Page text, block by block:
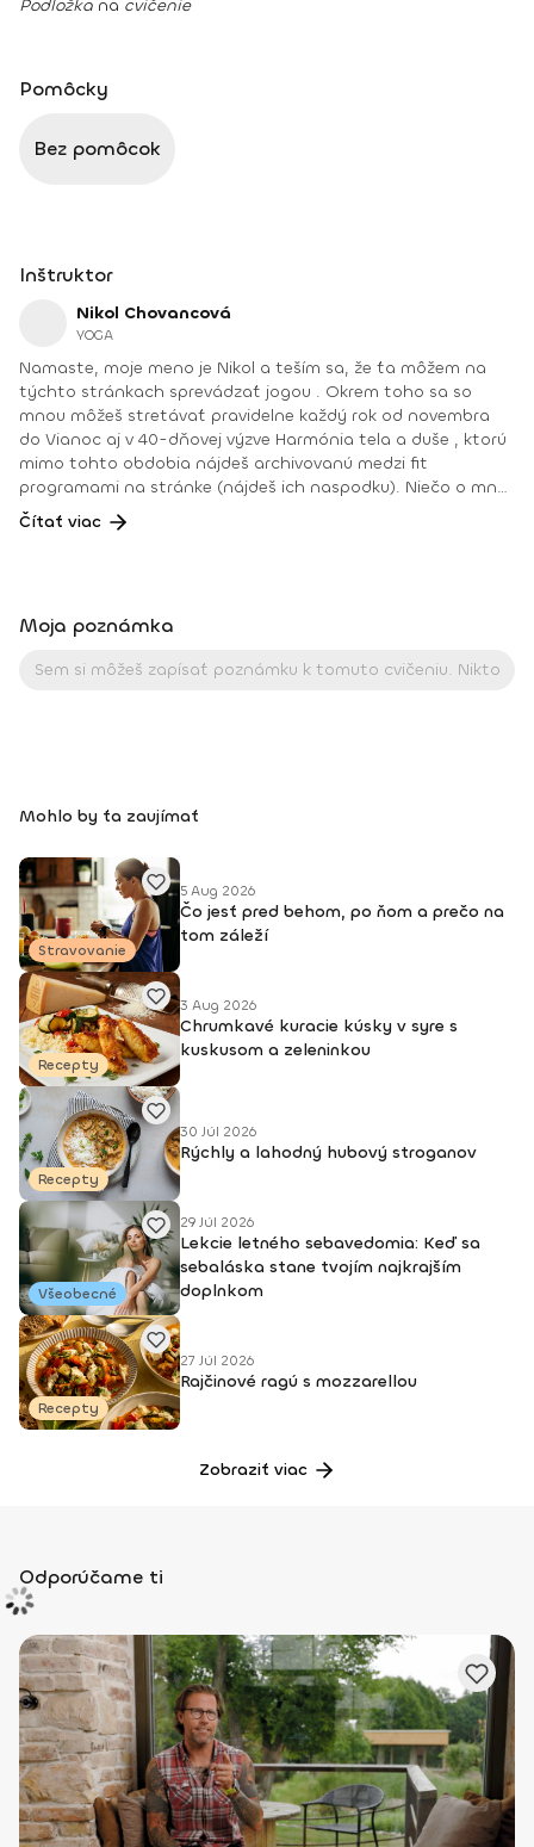
Podložka na cvičenie
Pomôcky
Bez pomôcok
Inštruktor
Nikol Chovancová
YOGA
Namaste, moje meno je Nikol a teším sa, že ťa môžem na
týchto stránkach sprevádzať jogou . Okrem toho sa so
mnou môžeš stretávať pravidelne každý rok od novembra
do Vianoc aj v 40-dňovej výzve Harmónia tela a duše , ktorú
mimo tohto obdobia nájdeš archivovanú medzi fit
programami na stránke (nájdeš ich naspodku). Niečo o mne.
Od detstva som sa venovala rôznym druhom pohybu, najmä
tancu, pri ktorom som cítila slobodu a radosť. Neskôr som
a odpovede na hlbšie otázky. Joge sa aktívne venujem od
ako robia pokroky a ako im joga pomáha zlepšiť kvalitu ich
stránke nikolchovancova.sk Dosiahnuté vzdelanie: Inštruktor
lektori: Bc. Michaela Hluchová (SR), Václav Krejčík (ČR)
Intenzívny odborný seminár Gravid jogy – lektor Ing. Dana
Beierová (ČR)
Čítať viac
Moja poznámka
Mohlo by ťa zaujímať
Stravovanie
5 Aug 2026
Čo jesť pred behom, po ňom a prečo na
tom záleží
Recepty
3 Aug 2026
Chrumkavé kuracie kúsky v syre s
kuskusom a zeleninkou
Recepty
30 Júl 2026
Rýchly a lahodný hubový stroganov
Všeobecné
29 Júl 2026
Lekcie letného sebavedomia: Keď sa
sebaláska stane tvojím najkrajším
doplnkom
Recepty
27 Júl 2026
Rajčinové ragú s mozzarellou
Zobraziť viac
Odporúčame ti